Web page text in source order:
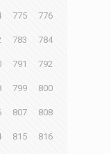
775 776
783 784
791 792
799 800
807 808
815 816